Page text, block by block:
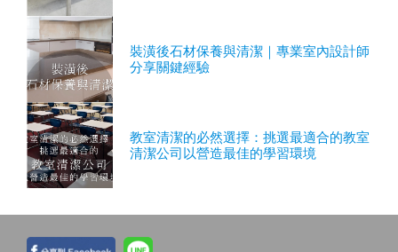
裝潢後石材保養與清潔｜專業室內設計師
分享關鍵經驗
教室清潔的必然選擇：挑選最適合的教室
清潔公司以營造最佳的學習環境